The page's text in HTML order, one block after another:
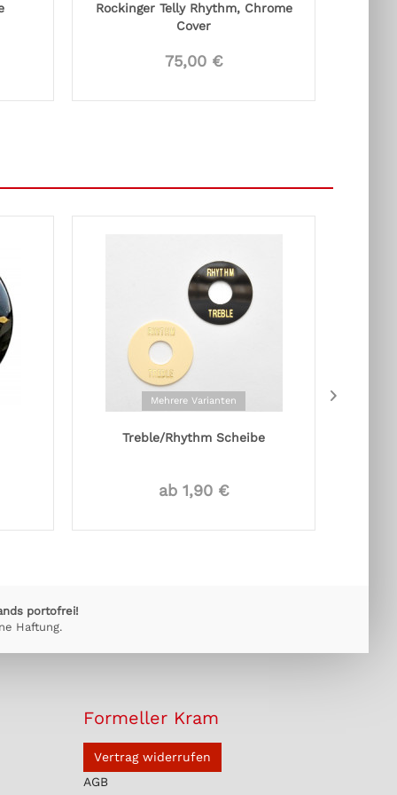
Rockinger Telly Rhythm, Chrome
Cover
75,00 €
Mehrere Varianten
Treble/Rhythm Scheibe
ab 1,90 €
portofrei!
Haftung.
Formeller Kram
Vertrag widerrufen
AGB